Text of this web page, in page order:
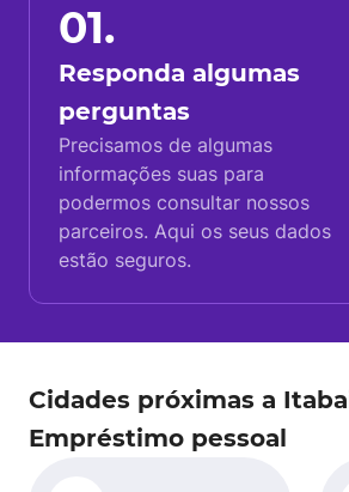
01.
Responda algumas
perguntas
Precisamos de algumas
informações suas para
podermos consultar nossos
parceiros. Aqui os seus dados
estão seguros.
Cidades próximas a
Empréstimo pessoal